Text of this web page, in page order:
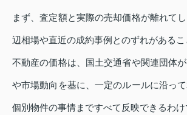
まず、査定額と実際の売却価格が離れて
辺相場や直近の成約事例とのずれがあるこ
不動産の価格は、国土交通省や関連団体
や市場動向を基に、一定のルールに沿って
個別物件の事情まですべて反映できるわけ